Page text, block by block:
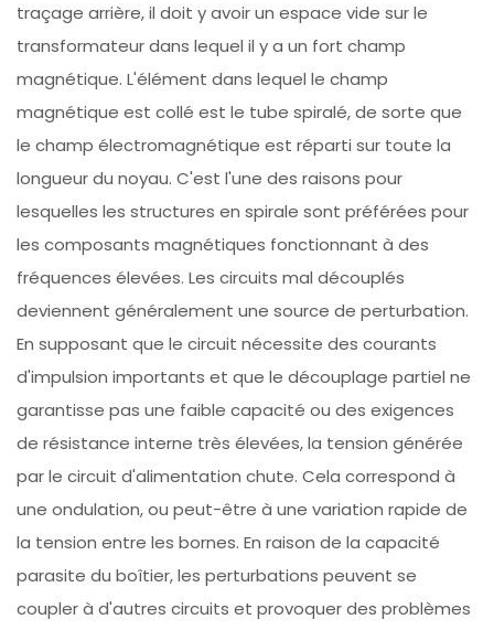
traçage arrière, il doit y avoir un espace vide sur le
transformateur dans lequel il y a un fort champ
magnétique. L'élément dans lequel le champ
magnétique est collé est le tube spiralé, de sorte que
le champ électromagnétique est réparti sur toute la
longueur du noyau. C'est l'une des raisons pour
lesquelles les structures en spirale sont préférées pour
les composants magnétiques fonctionnant à des
fréquences élevées. Les circuits mal découplés
deviennent généralement une source de perturbation.
En supposant que le circuit nécessite des courants
d'impulsion importants et que le découplage partiel ne
garantisse pas une faible capacité ou des exigences
de résistance interne très élevées, la tension générée
par le circuit d'alimentation chute. Cela correspond à
une ondulation, ou peut-être à une variation rapide de
la tension entre les bornes. En raison de la capacité
parasite du boîtier, les perturbations peuvent se
coupler à d'autres circuits et provoquer des problèmes